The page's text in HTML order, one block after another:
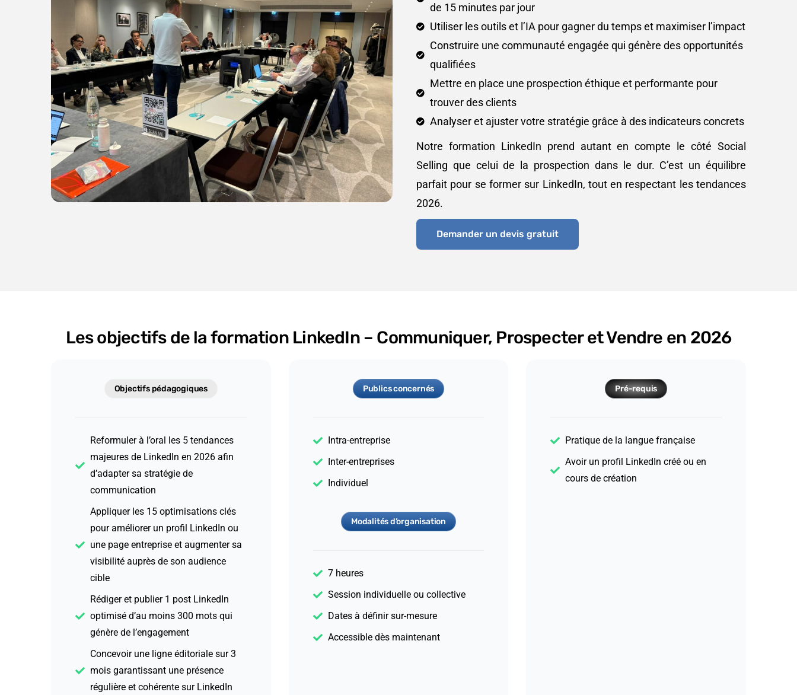
de 15 minutes par jour
Utiliser les outils et l’IA pour gagner du temps et maximiser l’impact
Construire une communauté engagée qui génère des opportunités
qualifiées
Mettre en place une prospection éthique et performante pour
trouver des clients
Analyser et ajuster votre stratégie grâce à des indicateurs concrets
Notre formation LinkedIn prend autant en compte le côté Social
Selling que celui de la prospection dans le dur. C’est un équilibre
parfait pour se former sur LinkedIn, tout en respectant les tendances
2026.
Demander un devis gratuit
Les objectifs de la formation LinkedIn – Communiquer, Prospecter et Vendre en 2026
Objectifs pédagogiques
Reformuler à l’oral les 5 tendances
majeures de LinkedIn en 2026 afin
d’adapter sa stratégie de
communication
Appliquer les 15 optimisations clés
pour améliorer un profil LinkedIn ou
une page entreprise et augmenter sa
visibilité auprès de son audience
cible
Rédiger et publier 1 post LinkedIn
optimisé d’au moins 300 mots qui
génère de l’engagement
Concevoir une ligne éditoriale sur 3
mois garantissant une présence
régulière et cohérente sur LinkedIn
Publics concernés
Intra-entreprise
Inter-entreprises
Individuel
Modalités d’organisation
7 heures
Session individuelle ou collective
Dates à définir sur-mesure
Accessible dès maintenant
Pré-requis
Pratique de la langue française
Avoir un profil LinkedIn créé ou en
cours de création